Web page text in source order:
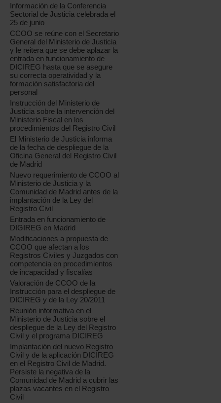
Información de la Conferencia
Sectorial de Justicia celebrada el
25 de junio
CCOO se reúne con el Secretario
General del Ministerio de Justicia
y le reitera que se debe aplazar la
entrada en funcionamiento de
DICIREG hasta que se asegure
su correcta operatividad y la
formación satisfactoria del
personal
Instrucción del Ministerio de
Justicia sobre la intervención del
Ministerio Fiscal en los
procedimientos del Registro Civil
El Ministerio de Justicia informa
de la fecha de despliegue de la
Oficina General del Registro Civil
de Madrid
Nuevo requerimiento de CCOO al
Ministerio de Justicia y la
Comunidad de Madrid antes de la
implantación de la Ley del
Registro Civil
Entrada en funcionamiento de
DIGIREG en Madrid
Modificaciones a propuesta de
CCOO que afectan a los
Registros Civiles y Juzgados con
competencia en procedimientos
de incapacidad y fiscalías
Valoración de CCOO de la
Instrucción para el despliegue de
DICIREG y de la Ley 20/2011
Reunión informativa en el
Ministerio de Justicia sobre el
despliegue de la Ley del Registro
Civil y el programa DICIREG
Implantación del nuevo Registro
Civil y de la aplicación DICIREG
en el Registro Civil de Madrid.
Persiste la negativa de la
Comunidad de Madrid a cubrir las
plazas vacantes en el Registro
Civil